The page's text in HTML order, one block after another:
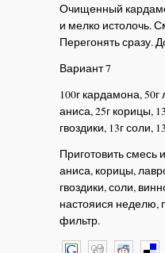
Очищенный
и мелко истолочь.
Перегонять сразу.
Вариант 7
100г кардамона,
аниса, 25г корицы,
гвоздики, 13г соли,
Приготовить смесь
аниса, корицы,
гвоздики, соли,
настояися неделю,
фильтр.